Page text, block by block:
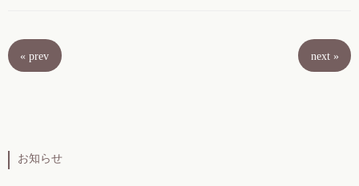
« prev next »
お知らせ